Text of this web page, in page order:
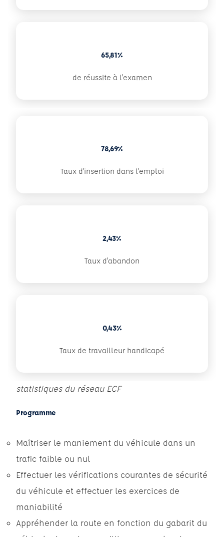
65,81%
de réussite à l'examen
78,69%
Taux d'insertion dans l'emploi
2,43%
Taux d'abandon
0,43%
Taux de travailleur handicapé
statistiques du réseau ECF
Programme
Maîtriser le maniement du véhicule dans un
trafic faible ou nul
Effectuer les vérifications courantes de sécurité
du véhicule et effectuer les exercices de
maniabilité
Appréhender la route en fonction du gabarit du